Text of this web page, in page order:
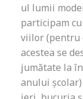
ul lumii
participam
viilor (pentru
acestea se
jumătate la
anului